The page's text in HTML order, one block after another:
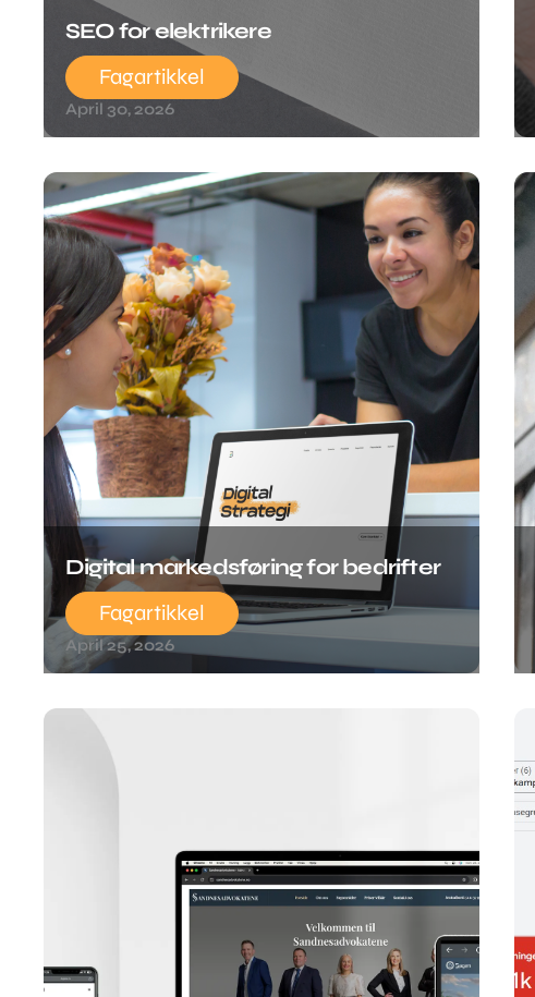
SEO for elektrikere
Fagartikkel
April 30, 2026
Digital markedsføring for bedrifter
Fagartikkel
April 25, 2026